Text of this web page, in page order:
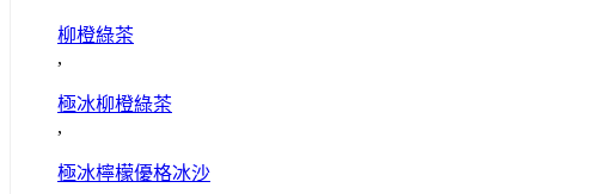
柳橙綠茶
,
極冰柳橙綠茶
,
極冰檸檬優格冰沙